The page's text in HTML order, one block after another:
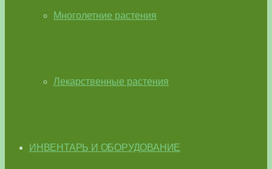
Многолетние растения
Лекарственные растения
ИНВЕНТАРЬ И ОБОРУДОВАНИЕ